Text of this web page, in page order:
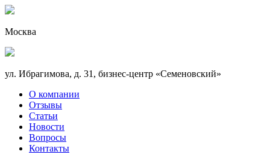
Москва
ул. Ибрагимова, д. 31, бизнес-центр «Семеновский»
О компании
Отзывы
Статьи
Новости
Вопросы
Контакты